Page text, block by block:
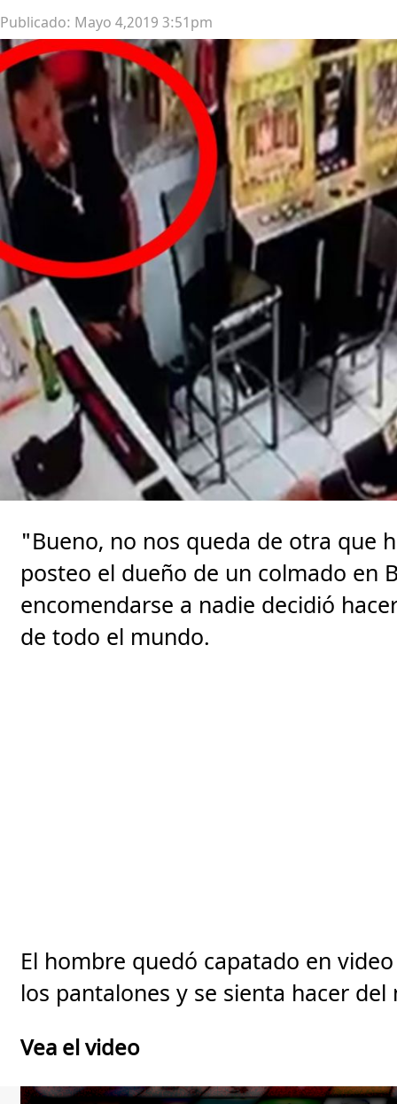
Publicado: Mayo 4,2019 3:51pm
"Bueno, no nos queda de otra que
posteo el dueño de un colmado en
encomendarse a nadie decidió
de todo el mundo.
El hombre quedó capatado en
los pantalones y se sienta hacer
Vea el video